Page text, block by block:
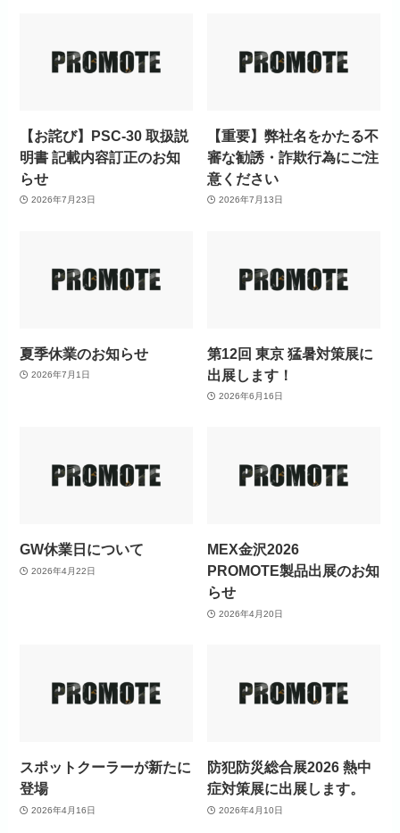
【お詫び】PSC-30 取扱説
明書 記載内容訂正のお知
らせ
2026年7月23日
【重要】弊社名をかたる不
審な勧誘・詐欺行為にご注
意ください
2026年7月13日
夏季休業のお知らせ
2026年7月1日
第12回 東京 猛暑対策展に
出展します！
2026年6月16日
GW休業日について
2026年4月22日
MEX金沢2026
PROMOTE製品出展のお知
らせ
2026年4月20日
スポットクーラーが新たに
登場
2026年4月16日
防犯防災総合展2026 熱中
症対策展に出展します。
2026年4月10日